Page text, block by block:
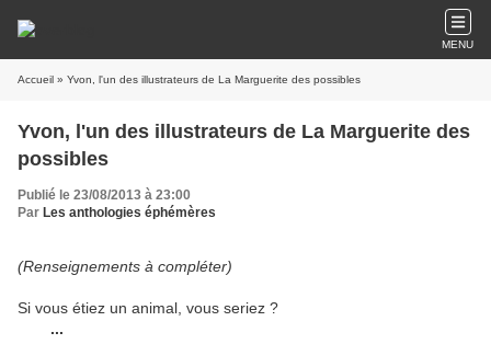
MENU
Accueil » Yvon, l'un des illustrateurs de La Marguerite des possibles
Yvon, l'un des illustrateurs de La Marguerite des
possibles
Publié le 23/08/2013 à 23:00
Par Les anthologies éphémères
(Renseignements à compléter)
Si vous étiez un animal, vous seriez ?
...